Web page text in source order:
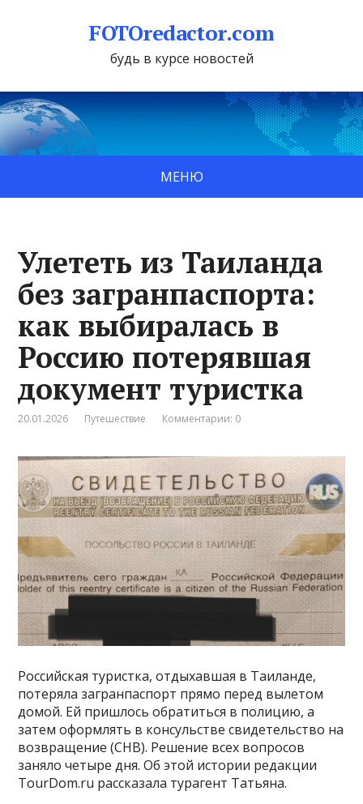
FOTOredactor.com
будь в курсе новостей
МЕНЮ
Улететь из Таиланда
без загранпаспорта:
как выбиралась в
Россию потерявшая
документ туристка
20.01.2026 Путешествие Комментарии: 0
Российская туристка, отдыхавшая в Таиланде,
потеряла загранпаспорт прямо перед вылетом
домой. Ей пришлось обратиться в полицию, а
затем оформлять в консульстве свидетельство на
возвращение (СНВ). Решение всех вопросов
заняло четыре дня. Об этой истории редакции
TourDom.ru рассказала турагент Татьяна.